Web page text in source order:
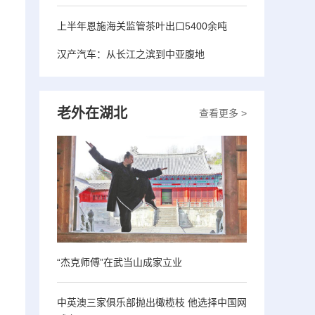
上半年恩施海关监管茶叶出口5400余吨
汉产汽车：从长江之滨到中亚腹地
查看更多 >
老外在湖北
“杰克师傅”在武当山成家立业
中英澳三家俱乐部抛出橄榄枝 他选择中国网